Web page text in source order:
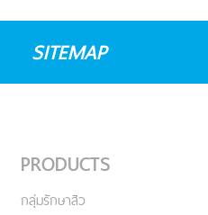
SITEMAP
PRODUCTS
กลุ่มรักษาสิว